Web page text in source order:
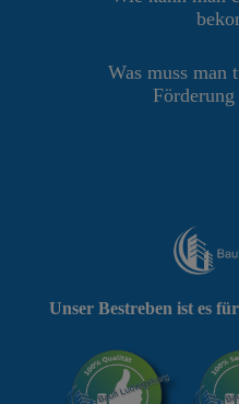
Was muss
Förderung
Unser Bestreben ist es